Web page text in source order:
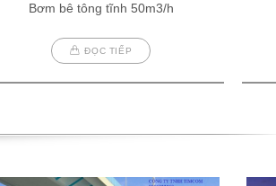
Bơm bê tông tĩnh 50m3/h
ĐỌC TIẾP